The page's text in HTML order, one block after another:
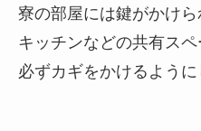
寮の部屋には鍵がかけ
キッチンなどの共有スペ
必ずカギをかけるように